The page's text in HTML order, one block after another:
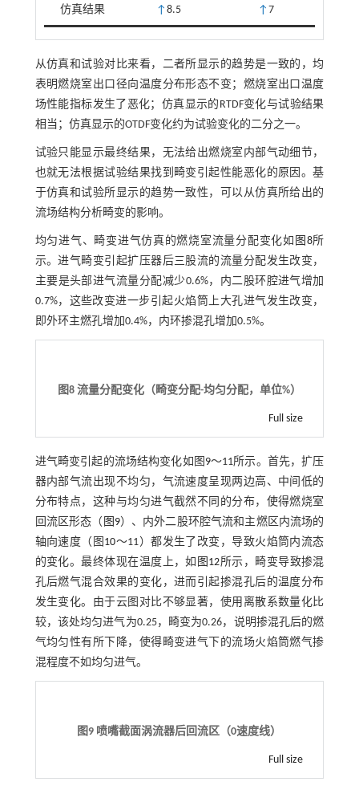
仿真结果 ↑8.5 ↑ 7
从仿真和试验对比来看，二者所显示的趋势是一致的，均
表明燃烧室出口径向温度分布形态不变；燃烧室出口温度
场性能指标发生了恶化；仿真显示的RTDF变化与试验结果
相当；仿真显示的OTDF变化约为试验变化的二分之一。
试验只能显示最终结果，无法给出燃烧室内部气动细节，
也就无法根据试验结果找到畸变引起性能恶化的原因。基
于仿真和试验所显示的趋势一致性，可以从仿真所给出的
流场结构分析畸变的影响。
均匀进气、畸变进气仿真的燃烧室流量分配变化如 图8所
示。进气畸变引起扩压器后三股流的流量分配发生改变，
主要是头部进气流量分配减少0.6%，内二股环腔进气增加
0.7%，这些改变进一步引起火焰筒上大孔进气发生改变，
即外环主燃孔增加0.4%，内环掺混孔增加0.5%。
图8 流量分配变化（畸变分配-均匀分配，单位%）
Full size
进气畸变引起的流场结构变化如图 9～11所示。首先，扩压
器内部气流出现不均匀，气流速度呈现两边高、中间低的
分布特点，这种与均匀进气截然不同的分布，使得燃烧室
回流区形态（ 图9）、内外二股环腔气流和主燃区内流场的
轴向速度（图 10～11）都发生了改变，导致火焰筒内流态
的变化。最终体现在温度上，如 图12所示，畸变导致掺混
孔后燃气混合效果的变化，进而引起掺混孔后的温度分布
发生变化。由于云图对比不够显著，使用离散系数量化比
较，该处均匀进气为0.25，畸变为0.26，说明掺混孔后的燃
气均匀性有所下降，使得畸变进气下的流场火焰筒燃气掺
混程度不如均匀进气。
图9 喷嘴截面涡流器后回流区（0速度线）
Full size